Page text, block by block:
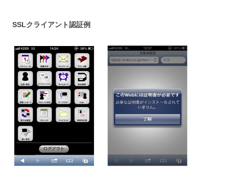
SSLクライアント認証例